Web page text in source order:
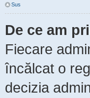
Sus
De ce am
Fiecare
încălcat o
decizia